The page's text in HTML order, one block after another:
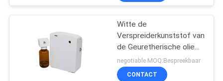
window.onload =
function () { docu
Hvac-
geurverspreider
Witte de
Verspreiderkunststof van
de Geuretherische olie
Geschikt voor Cybercafe
negotiable MOQ:Bespreekbaar
CONTACT